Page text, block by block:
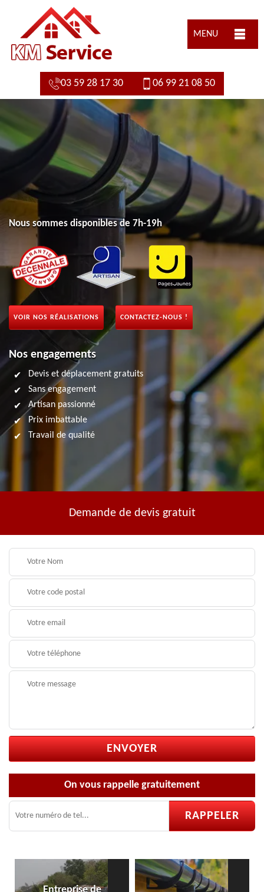
MENU
03 59 28 17 30 06 99 21 08 50
Nous sommes disponibles de 7h-19h
VOIR NOS RÉALISATIONS CONTACTEZ-NOUS !
Nos engagements
Devis et déplacement gratuits
Sans engagement
Artisan passionné
Prix imbattable
Travail de qualité
Demande de devis gratuit
On vous rappelle gratuitement